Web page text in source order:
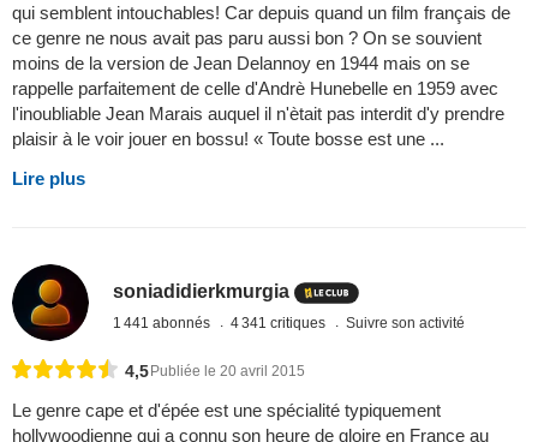
qui semblent intouchables! Car depuis quand un film français de
ce genre ne nous avait pas paru aussi bon ? On se souvient
moins de la version de Jean Delannoy en 1944 mais on se
rappelle parfaitement de celle d'Andrè Hunebelle en 1959 avec
l'inoubliable Jean Marais auquel il n'ètait pas interdit d'y prendre
plaisir à le voir jouer en bossu! « Toute bosse est une ...
Lire plus
soniadidierkmurgia
1 441 abonnés 4 341 critiques Suivre son activité
4,5 Publiée le 20 avril 2015
Le genre cape et d'épée est une spécialité typiquement
hollywoodienne qui a connu son heure de gloire en France au